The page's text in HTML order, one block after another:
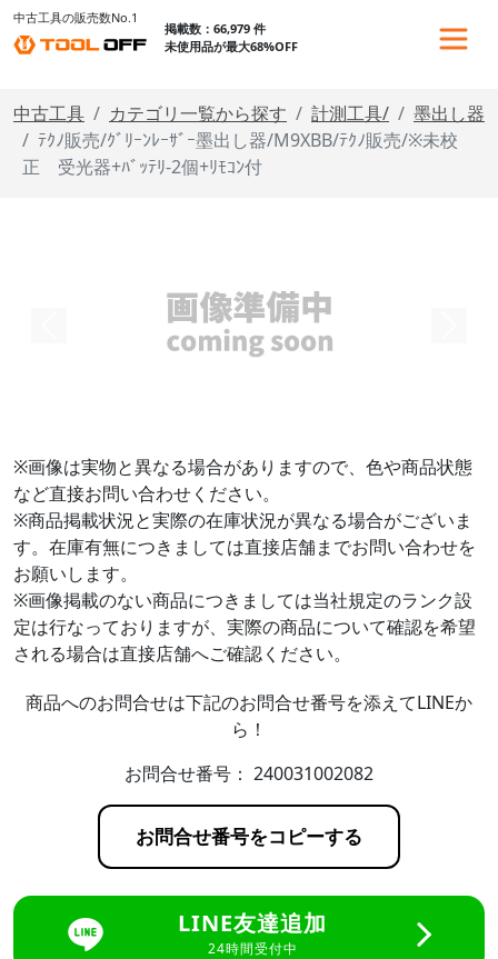
中古工具の販売数No.1
掲載数：66,979 件
未使用品が最大68%OFF
中古工具 カテゴリ一覧から探す 計測工具/
墨出し器
ﾃｸﾉ販売/ｸﾞﾘｰﾝﾚｰｻﾞｰ墨出し器/M9XBB/ﾃｸﾉ販売/※未校
正 受光器+ﾊﾞｯﾃﾘ-2個+ﾘﾓｺﾝ付
※画像は実物と異なる場合がありますので、色や商品状態
など直接お問い合わせください。
※商品掲載状況と実際の在庫状況が異なる場合がございま
す。在庫有無につきましては直接店舗までお問い合わせを
お願いします。
※画像掲載のない商品につきましては当社規定のランク設
定は行なっておりますが、実際の商品について確認を希望
される場合は直接店舗へご確認ください。
商品へのお問合せは下記のお問合せ番号を添えてLINEか
ら！
お問合せ番号： 240031002082
お問合せ番号をコピーする
LINE友達追加
24時間受付中